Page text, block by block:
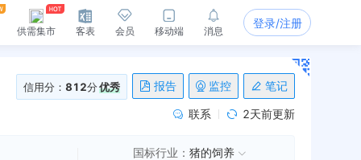
供需集市 客表 会员 移动端 消息
登录/注册
信用分： 812分优秀 报告 监控 笔记
联系 2天前更新
国标行业： 猪的饲养